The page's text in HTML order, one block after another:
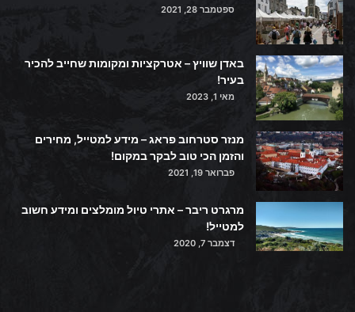
ספטמבר 28, 2021
באדן שוויץ – אטרקציות ומקומות שחייב להכיר
בעיר!
מאי 1, 2023
מנזר סטרחוב פראג – מידע למטייל, מחירים
והזמן הכי טוב לבקר במקום!
פברואר 19, 2021
מרגרט ריבר – אתרי טיול מומלצים ומידע חשוב
למטייל!
דצמבר 7, 2020